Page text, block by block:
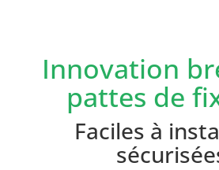
Innovation
pattes de
Faciles à